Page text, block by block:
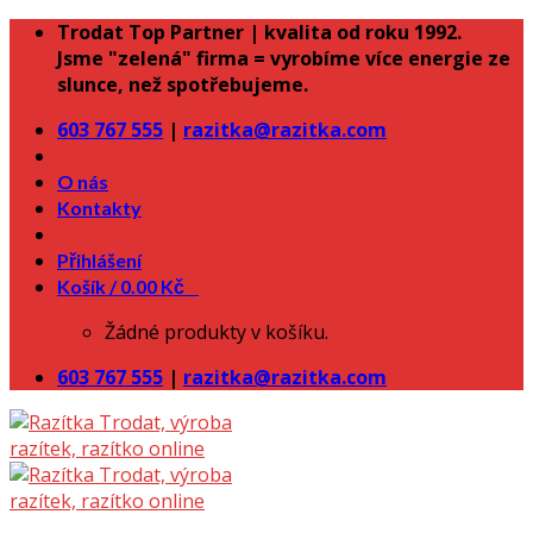
Skip
content
Trodat Top Partner | kvalita od roku 1992.
Jsme "zelená" firma = vyrobíme více energie ze
slunce, než spotřebujeme.
603 767 555 | razitka@razitka.com
O nás
Kontakty
Přihlášení
Košík /0.00 Kč
Žádné produkty v košíku.
603 767 555 | razitka@razitka.com